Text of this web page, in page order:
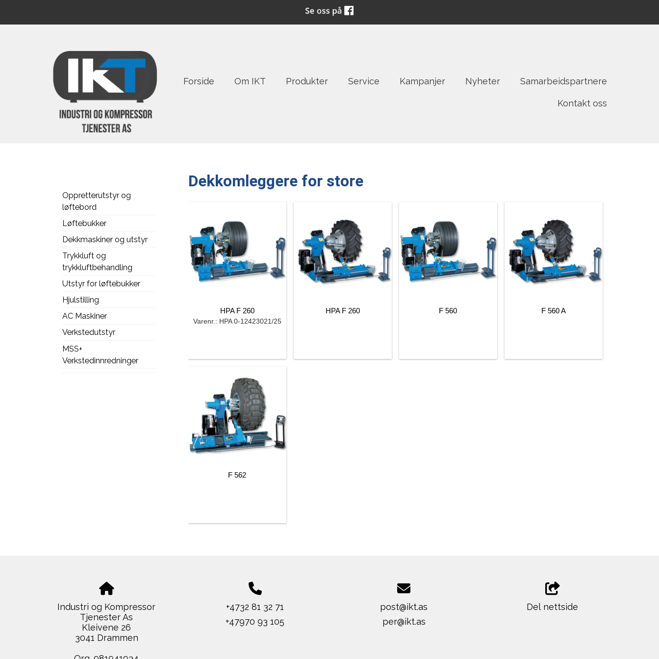
Forside Om IKT Produkter Service Kampanjer Nyheter Samarbeidspartnere
Kontakt oss
Oppretterutstyr og
løftebord
Løftebukker
Dekkmaskiner og utstyr
Trykkluft og
trykkluftbehandling
Utstyr for løftebukker
Hjulstilling
AC Maskiner
Verkstedutstyr
MSS+
Verkstedinnredninger
Dekkomleggere for store
HPA F 260
Varenr.: HPA 0-12423021/25
HPA F 260 F 560 F 560 A
F 562
Industri og Kompressor
Tjenester As
Kleivene 26
3041 Drammen
+4732 81 32 71
+47970 93 105
post@ikt.as
per@ikt.as
Del nettside